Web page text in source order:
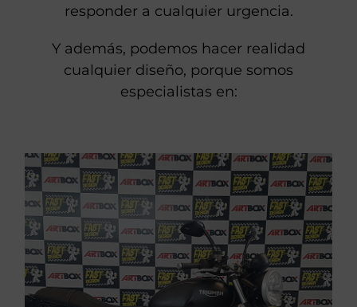
responder a cualquier urgencia.
Y además, podemos hacer realidad
cualquier diseño, porque somos
especialistas en: